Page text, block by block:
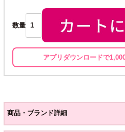
数量
アプリダウンロードで
商品・ブランド詳細